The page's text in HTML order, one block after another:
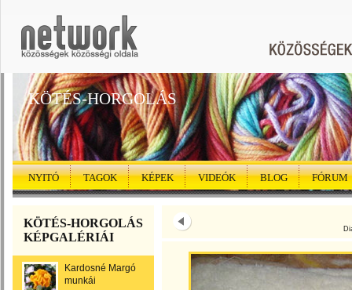
KÖTÉS-HORGOLÁS
NYITÓ TAGOK KÉPEK VIDEÓK BLOG FÓRUM
KÖTÉS-HORGOLÁS
KÉPGALÉRIÁI
Kardosné Margó
munkái